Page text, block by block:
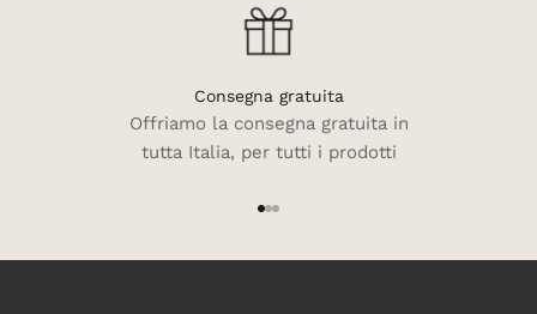
Consegna gratuita
Offriamo la consegna gratuita in
tutta Italia, per tutti i prodotti